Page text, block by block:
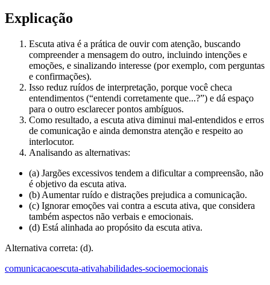
Explicação
Escuta ativa é a prática de ouvir com atenção, buscando
compreender a mensagem do outro, incluindo intenções e
emoções, e sinalizando interesse (por exemplo, com perguntas
e confirmações).
Isso reduz ruídos de interpretação, porque você checa
entendimentos (“entendi corretamente que...?”) e dá espaço
para o outro esclarecer pontos ambíguos.
Como resultado, a escuta ativa diminui mal-entendidos e erros
de comunicação e ainda demonstra atenção e respeito ao
interlocutor.
Analisando as alternativas:
(a) Jargões excessivos tendem a dificultar a compreensão, não
é objetivo da escuta ativa.
(b) Aumentar ruído e distrações prejudica a comunicação.
(c) Ignorar emoções vai contra a escuta ativa, que considera
também aspectos não verbais e emocionais.
(d) Está alinhada ao propósito da escuta ativa.
Alternativa correta: (d).
comunicacaoescuta-ativahabilidades-socioemocionais